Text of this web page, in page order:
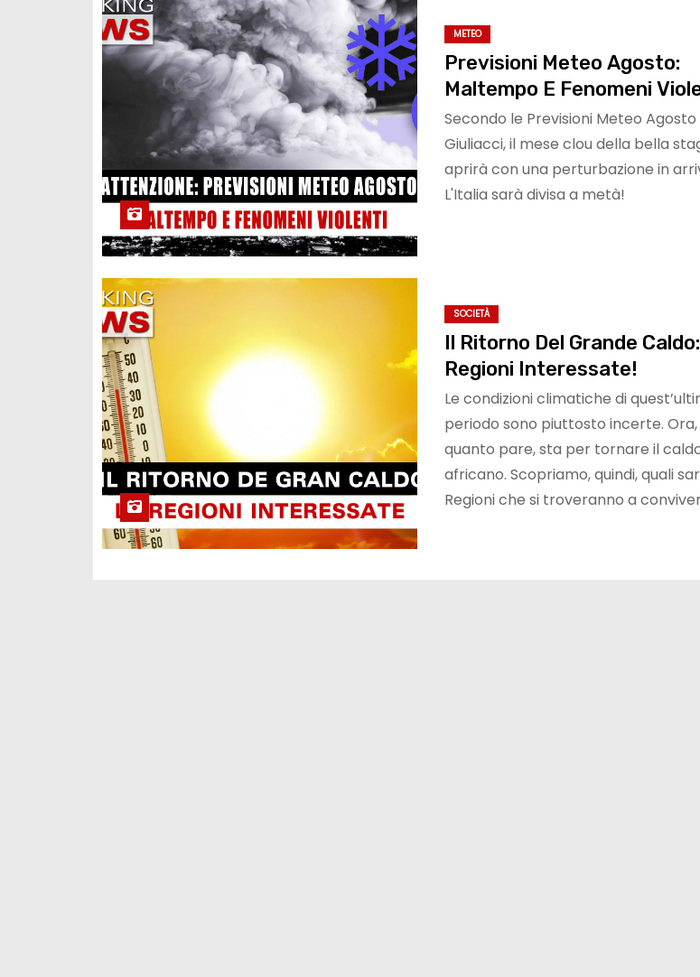
METEO
Previsioni Meteo Agosto:
Maltempo E Fenomeni
Secondo le Previsioni Meteo Agosto
Giuliacci, il mese clou della bella
aprirà con una perturbazione in
L'Italia sarà divisa a metà!
SOCIETÀ
Il Ritorno Del Grande
Regioni Interessate!
Le condizioni climatiche di
periodo sono piuttosto incerte. Ora,
quanto pare, sta per tornare il
africano. Scopriamo, quindi, quali
Regioni che si troveranno a